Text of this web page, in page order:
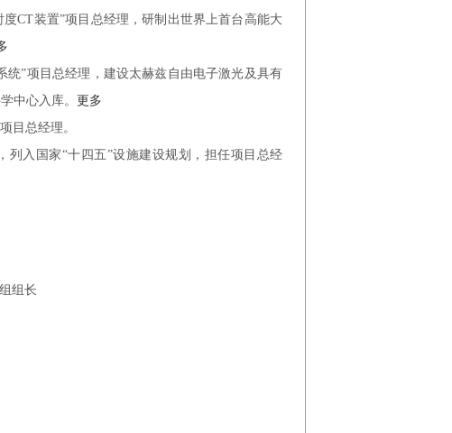
CT装置”项目总经理，研制出世界上首台高能大
”项目总经理，建设太赫兹自由电子激光及具有
中心入库。 更多
目总经理。
列入国家“十四五”设施建设规划，担任项目总经
组长